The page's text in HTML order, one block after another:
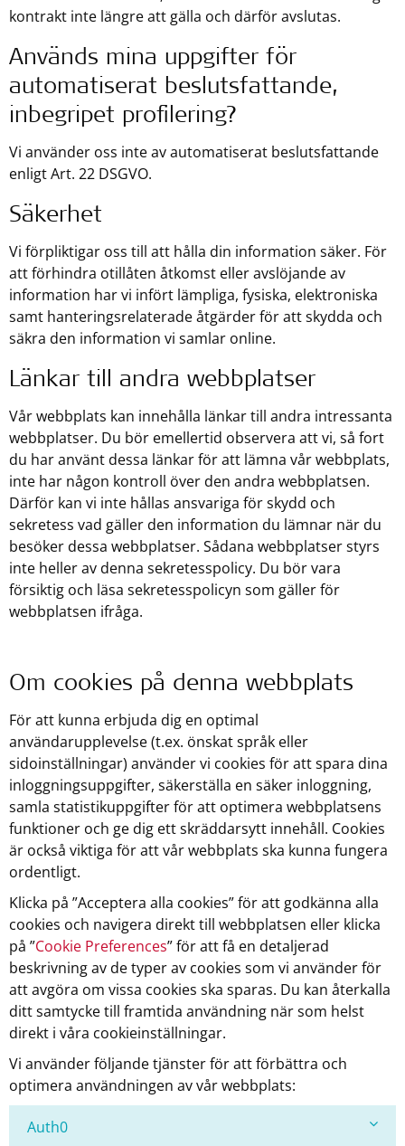
kontrakt inte längre att gälla och därför avslutas.
Används mina uppgifter för
automatiserat beslutsfattande,
inbegripet profilering?
Vi använder oss inte av automatiserat beslutsfattande
enligt Art. 22 DSGVO.
Säkerhet
Vi förpliktigar oss till att hålla din information säker. För
att förhindra otillåten åtkomst eller avslöjande av
information har vi infört lämpliga, fysiska, elektroniska
samt hanteringsrelaterade åtgärder för att skydda och
säkra den information vi samlar online.
Länkar till andra webbplatser
Vår webbplats kan innehålla länkar till andra intressanta
webbplatser. Du bör emellertid observera att vi, så fort
du har använt dessa länkar för att lämna vår webbplats,
inte har någon kontroll över den andra webbplatsen.
Därför kan vi inte hållas ansvariga för skydd och
sekretess vad gäller den information du lämnar när du
besöker dessa webbplatser. Sådana webbplatser styrs
inte heller av denna sekretesspolicy. Du bör vara
försiktig och läsa sekretesspolicyn som gäller för
webbplatsen ifråga.
Om cookies på denna webbplats
För att kunna erbjuda dig en optimal
användarupplevelse (t.ex. önskat språk eller
sidoinställningar) använder vi cookies för att spara dina
inloggningsuppgifter, säkerställa en säker inloggning,
samla statistikuppgifter för att optimera webbplatsens
funktioner och ge dig ett skräddarsytt innehåll. Cookies
är också viktiga för att vår webbplats ska kunna fungera
ordentligt.
Klicka på ”Acceptera alla cookies” för att godkänna alla
cookies och navigera direkt till webbplatsen eller klicka
på ”Cookie Preferences” för att få en detaljerad
beskrivning av de typer av cookies som vi använder för
att avgöra om vissa cookies ska sparas. Du kan återkalla
ditt samtycke till framtida användning när som helst
direkt i våra cookieinställningar.
Vi använder följande tjänster för att förbättra och
optimera användningen av vår webbplats:
Auth0